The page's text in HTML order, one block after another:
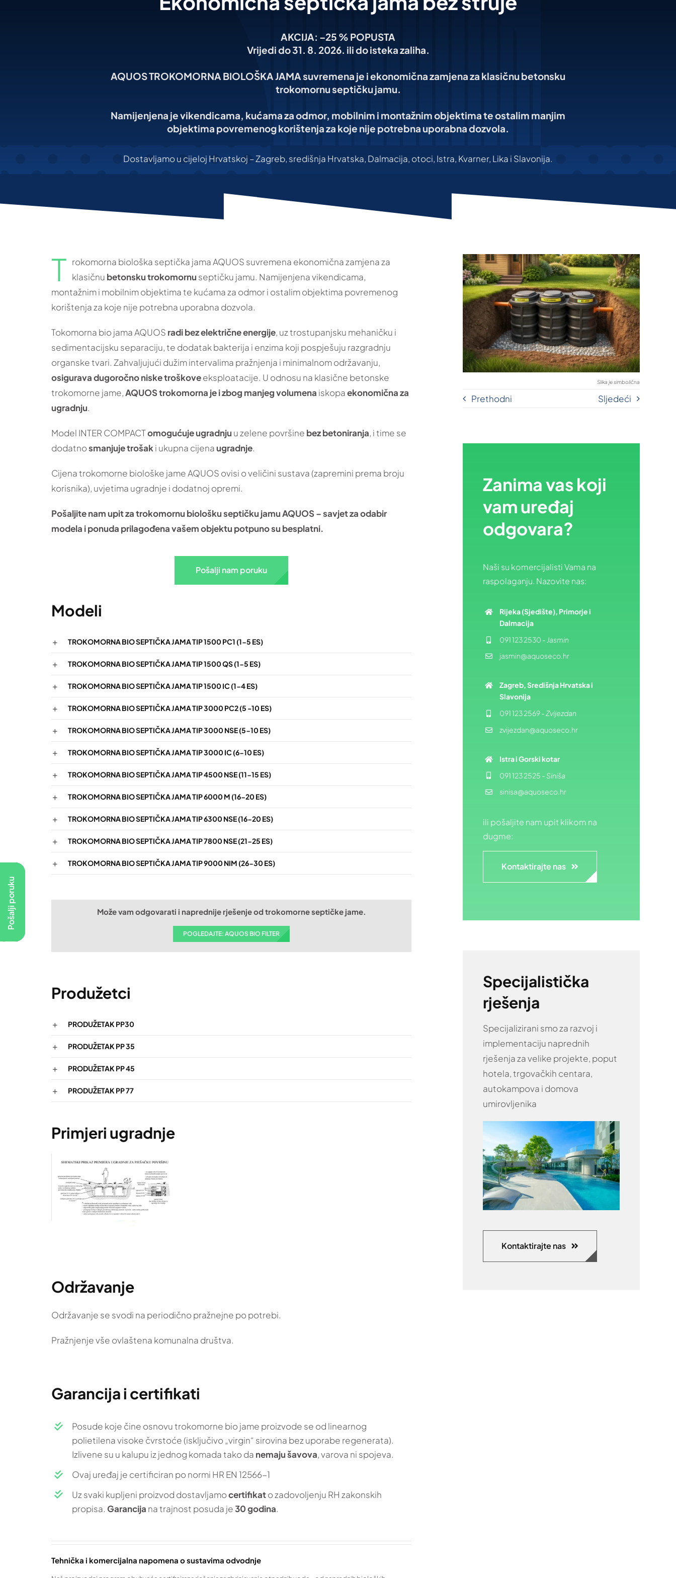
AKCIJA: –25 % POPUSTA
Vrijedi do 31. 8. 2026. ili do isteka zaliha.
AQUOS TROKOMORNA BIOLOŠKA JAMA suvremena je i ekonomična zamjena za klasičnu betonsku
trokomornu septičku jamu.
Namijenjena je vikendicama, kućama za odmor, mobilnim i montažnim objektima te ostalim manjim
objektima povremenog korištenja za koje nije potrebna uporabna dozvola.
Dostavljamo u cijeloj Hrvatskoj – Zagreb, središnja Hrvatska, Dalmacija, otoci, Istra, Kvarner, Lika i Slavonija.
T rokomorna biološka septička jama AQUOS suvremena ekonomična zamjena za
klasičnu betonsku trokomornu septičku jamu. Namijenjena vikendicama,
montažnim i mobilnim objektima te kućama za odmor i ostalim objektima povremenog
korištenja za koje nije potrebna uporabna dozvola.
Tokomorna bio jama AQUOS radi bez električne energije, uz trostupanjsku mehaničku i
sedimentacijsku separaciju, te dodatak bakterija i enzima koji pospješuju razgradnju
organske tvari. Zahvaljujući dužim intervalima pražnjenja i minimalnom održavanju,
osigurava dugoročno niske troškoveeksploatacije. U odnosu na klasične betonske
trokomorne jame,AQUOS trokomorna je i zbog manjeg volumena iskopaekonomična za
ugradnju.
Model INTER COMPACTomogućuje ugradnju u zelene površine bez betoniranja, i time se
dodatnosmanjuje trošak i ukupna cijenaugradnje.
Cijena trokomorne biološke jame AQUOS ovisi o veličini sustava (zapremini prema broju
korisnika), uvjetima ugradnje i dodatnoj opremi.
Pošaljite nam upit za trokomornu biološku septičku jamu AQUOS – savjet za odabir
modela i ponuda prilagođena vašem objektu potpuno su besplatni.
Pošalji nam poruku
Modeli
TROKOMORNA BIO SEPTIČKA JAMA TIP 1500 PC1 (1-5 ES)
TROKOMORNA BIO SEPTIČKA JAMA TIP 1500 QS (1-5 ES)
TROKOMORNA BIO SEPTIČKA JAMA TIP 1500 IC (1-4 ES)
TROKOMORNA BIO SEPTIČKA JAMA TIP 3000 PC2 (5 -10 ES)
TROKOMORNA BIO SEPTIČKA JAMA TIP 3000 NSE (5-10 ES)
TROKOMORNA BIO SEPTIČKA JAMA TIP 3000 IC (6-10 ES)
TROKOMORNA BIO SEPTIČKA JAMA TIP 4500 NSE (11-15 ES)
TROKOMORNA BIO SEPTIČKA JAMA TIP 6000 M (16-20 ES)
TROKOMORNA BIO SEPTIČKA JAMA TIP 6300 NSE (16-20 ES)
TROKOMORNA BIO SEPTIČKA JAMA TIP 7800 NSE (21-25 ES)
TROKOMORNA BIO SEPTIČKA JAMA TIP 9000 NIM (26-30 ES)
Može vam odgovarati i naprednije rješenje od trokomorne septičke jame.
POGLEDAJTE: AQUOS BIO FILTER
Produžetci
PRODUŽETAK PP30
PRODUŽETAK PP 35
PRODUŽETAK PP 45
PRODUŽETAK PP 77
Primjeri ugradnje
Održavanje
Održavanje se svodi na periodično pražnejne po potrebi.
Pražnjenje vše ovlaštena komunalna društva.
Garancija i certifikati
Posude koje čine osnovu trokomorne bio jame proizvode se od linearnog
polietilena visoke čvrstoće (isključivo „virgin“ sirovina bez uporabe regenerata).
Izlivene su u kalupu iz jednog komada tako da nemaju šavova, varova ni spojeva.
Ovaj uređaj je certificiran po normi HR EN 12566-1
Uz svaki kupljeni proizvod dostavljamocertifikato zadovoljenju RH zakonskih
propisa. Garancija na trajnost posuda je30 godina.
Tehnička i komercijalna napomena o sustavima odvodnje
Slika je simbolična
Prethodni Sljedeći
Zanima vas koji
vam uređaj
odgovara?
Naši su komercijalisti Vama na
raspolaganju. Nazovite nas:
Rijeka (Sjedište), Primorje i
Dalmacija
091 123 2530 - Jasmin
jasmin@aquoseco.hr
Zagreb, Središnja Hrvatska i
Slavonija
091 123 2569-Zvijezdan
zvijezdan@aquoseco.hr
Istra i Gorski kotar
091 123 2525 - Siniša
sinisa@aquoseco.hr
ili pošaljite nam upit klikom na
dugme:
Kontaktirajte nas
Specijalistička
rješenja
Specijalizirani smo za razvoj i
implementaciju naprednih
rješenja za velike projekte, poput
hotela, trgovačkih centara,
autokampova i domova
umirovljenika
Kontaktirajte nas
Pošalji poruku